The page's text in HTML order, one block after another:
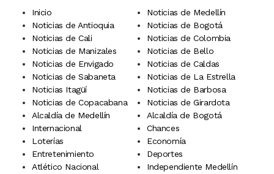
Inicio
Noticias de Medellín
Noticias de Antioquia
Noticias de Bogotá
Noticias de Cali
Noticias de Colombia
Noticias de Manizales
Noticias de Bello
Noticias de Envigado
Noticias de Caldas
Noticias de Sabaneta
Noticias de La Estrella
Noticias Itagüí
Noticias de Barbosa
Noticias de Copacabana
Noticias de Girardota
Alcaldía de Medellín
Alcaldía de Bogotá
Internacional
Chances
Loterías
Economía
Entretenimiento
Deportes
Atlético Nacional
Independiente Medellín